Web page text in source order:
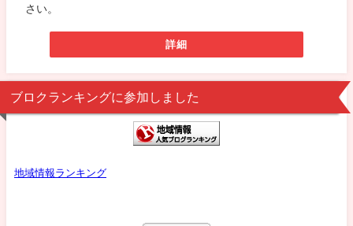
さい。
詳細
ブロクランキングに参加しました
地域情報ランキング